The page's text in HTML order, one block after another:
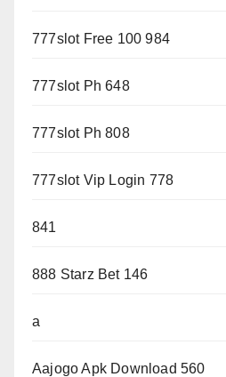
777slot Free 100 984
777slot Ph 648
777slot Ph 808
777slot Vip Login 778
841
888 Starz Bet 146
a
Aajogo Apk Download 560